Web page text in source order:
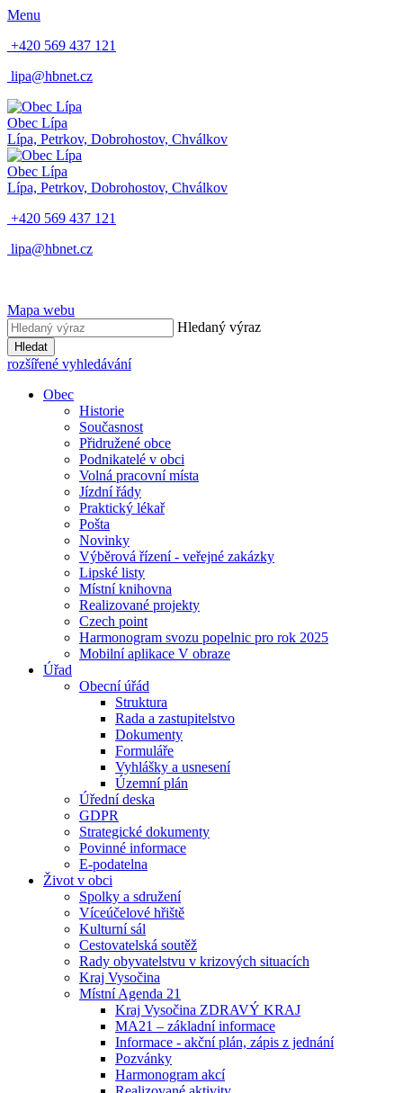
Menu
+420 569 437 121
lipa@hbnet.cz
Obec Lípa
Lípa, Petrkov, Dobrohostov, Chválkov
Obec Lípa
Lípa, Petrkov, Dobrohostov, Chválkov
+420 569 437 121
lipa@hbnet.cz
Mapa webu
Hledaný výraz
Hledat
rozšířené vyhledávání
Obec
Historie
Současnost
Přidružené obce
Podnikatelé v obci
Volná pracovní místa
Jízdní řády
Praktický lékař
Pošta
Novinky
Výběrová řízení - veřejné zakázky
Lipské listy
Místní knihovna
Realizované projekty
Czech point
Harmonogram svozu popelnic pro rok 2025
Mobilní aplikace V obraze
Úřad
Obecní úřád
Struktura
Rada a zastupitelstvo
Dokumenty
Formuláře
Vyhlášky a usnesení
Územní plán
Úřední deska
GDPR
Strategické dokumenty
Povinné informace
E-podatelna
Život v obci
Spolky a sdružení
Víceúčelové hřiště
Kulturní sál
Cestovatelská soutěž
Rady obyvatelstvu v krizových situacích
Kraj Vysočina
Místní Agenda 21
Kraj Vysočina ZDRAVÝ KRAJ
MA21 – základní informace
Informace - akční plán, zápis z jednání
Pozvánky
Harmonogram akcí